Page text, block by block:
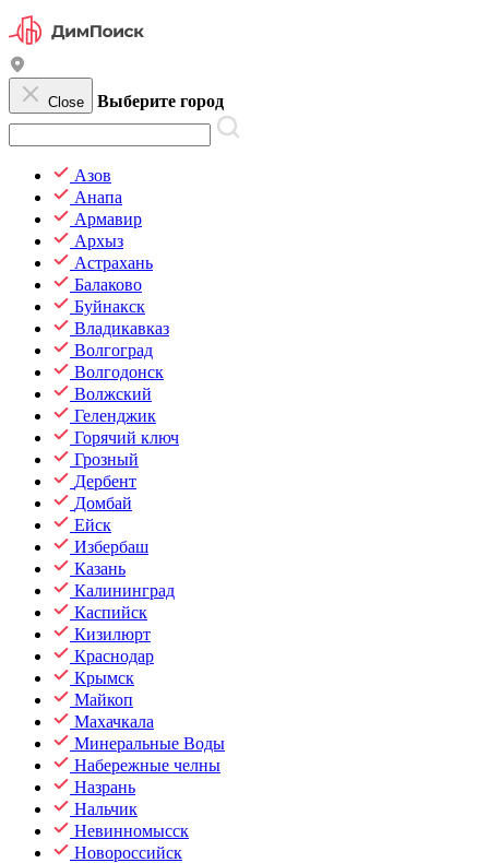
Close Выберите город
Азов
Анапа
Армавир
Архыз
Астрахань
Балаково
Буйнакск
Владикавказ
Волгоград
Волгодонск
Волжский
Геленджик
Горячий ключ
Грозный
Дербент
Домбай
Ейск
Избербаш
Казань
Калининград
Каспийск
Кизилюрт
Краснодар
Крымск
Майкоп
Махачкала
Минеральные Воды
Набережные челны
Назрань
Нальчик
Невинномысск
Новороссийск